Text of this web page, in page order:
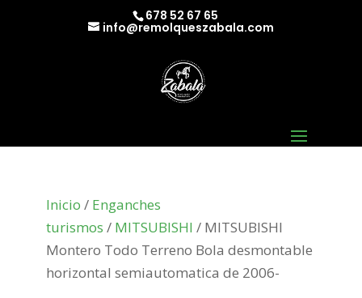
678 52 67 65
info@remolqueszabala.com
Inicio / Enganches
turismos / MITSUBISHI / MITSUBISHI
Montero Todo Terreno Bola desmontable
horizontal semiautomatica de 2006-